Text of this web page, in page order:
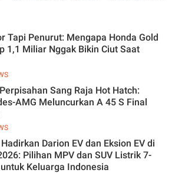
Tapi Penurut: Mengapa Honda Gold
1,1 Miliar Nggak Bikin Ciut Saat
Sang Raja Hot Hatch:
AMG Meluncurkan A 45 S Final
Darion EV dan Eksion EV di
Pilihan MPV dan SUV Listrik 7-
Keluarga Indonesia